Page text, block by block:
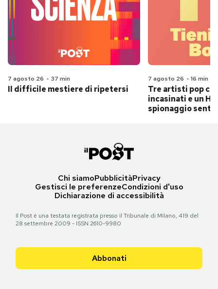
7 agosto 26 - 37 min
Il difficile mestiere di ripetersi
7 agosto 26 - 16 min
Tre artisti pop
incasinati e un
spionaggio
Chi siamoPubblicitàPrivacy
Gestisci le preferenzeCondizioni d'uso
Dichiarazione di accessibilità
Il Post è una testata registrata presso il Tribunale di Milano, 419 del
28 settembre 2009 - ISSN 2610-9980
Abbonati